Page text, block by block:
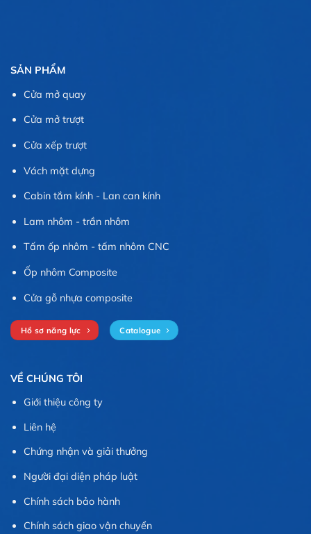
SẢN PHẨM
Cửa mở quay
Cửa mở trượt
Cửa xếp trượt
Vách mặt dựng
Cabin tắm kính - Lan can kính
Lam nhôm - trần nhôm
Tấm ốp nhôm - tấm nhôm CNC
Ốp nhôm Composite
Cửa gỗ nhựa composite
Hồ sơ năng lực Catalogue
VỀ CHÚNG TÔI
Giới thiệu công ty
Liên hệ
Chứng nhận và giải thưởng
Người đại diện pháp luật
Chính sách bảo hành
Chính sách giao vận chuyển